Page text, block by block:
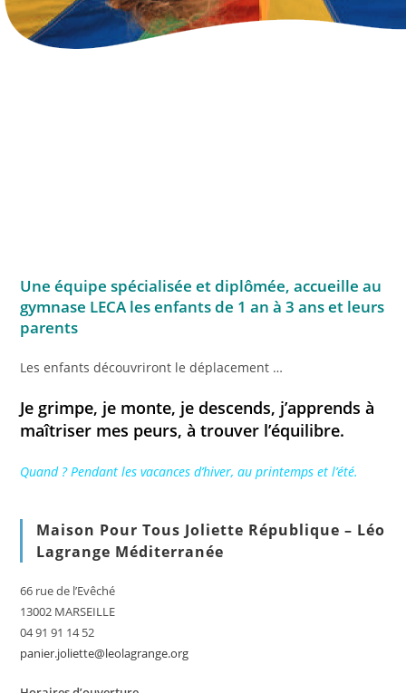
Une équipe spécialisée et diplômée, accueille au
gymnase LECA les enfants de 1 an à 3 ans et leurs
parents
Les enfants découvriront le déplacement …
Je grimpe, je monte, je descends, j’apprends à
maîtriser mes peurs, à trouver l’équilibre.
Quand ? Pendant les vacances d’hiver, au printemps et l’été.
Maison Pour Tous Joliette République – Léo
Lagrange Méditerranée
66 rue de l’Evêché
13002 MARSEILLE
04 91 91 14 52
panier.joliette@leolagrange.org